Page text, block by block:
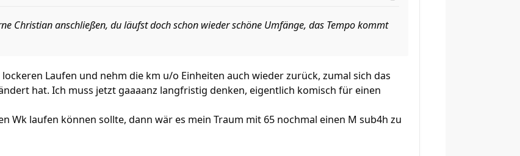
Christian anschließen, du läufst doch schon wieder schöne Umfänge, das Tempo kommt
Laufen und nehm die km u/o Einheiten auch wieder zurück, zumal sich das
hat. Ich muss jetzt gaaaanz langfristig denken, eigentlich komisch für einen
Wk laufen können sollte, dann wär es mein Traum mit 65 nochmal einen M sub4h zu